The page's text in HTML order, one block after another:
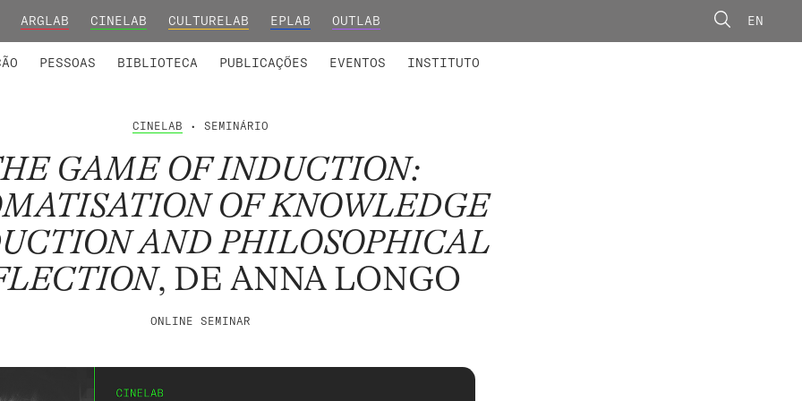
ARGLAB CINELAB CULTURELAB EPLAB OUTLAB EN
PESSOAS BIBLIOTECA PUBLICAÇÕES EVENTOS INSTITUTO
CINELAB • SEMINÁRIO
GAME OF INDUCTION:
OF KNOWLEDGE
AND PHILOSOPHICAL
, DE ANNA LONGO
ONLINE SEMINAR